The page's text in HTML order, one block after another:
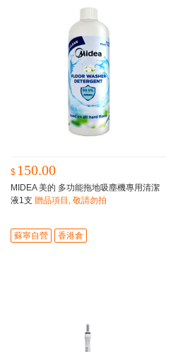
$ 150.00
MIDEA 美的 多功能拖地吸塵機專用清潔
液1支 贈品項目, 敬請勿拍
蘇寧自營 香港倉